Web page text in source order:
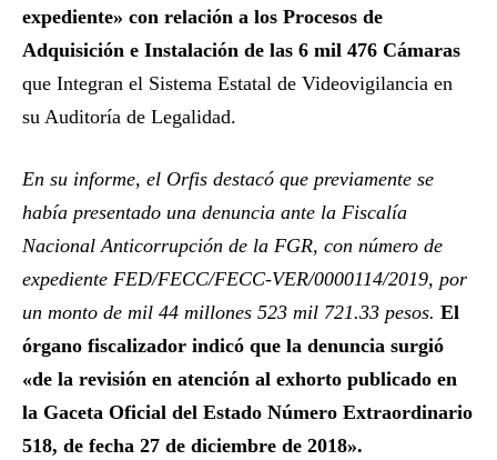
expediente» con relación a los Procesos de
Adquisición e Instalación de las 6 mil 476 Cámaras
que Integran el Sistema Estatal de Videovigilancia en
su Auditoría de Legalidad.
En su informe, el Orfis destacó que previamente se
había presentado una denuncia ante la Fiscalía
Nacional Anticorrupción de la FGR, con número de
expediente FED/FECC/FECC-VER/0000114/2019, por
un monto de mil 44 millones 523 mil 721.33 pesos. El
órgano fiscalizador indicó que la denuncia surgió
«de la revisión en atención al exhorto publicado en
la Gaceta Oficial del Estado Número Extraordinario
518, de fecha 27 de diciembre de 2018».